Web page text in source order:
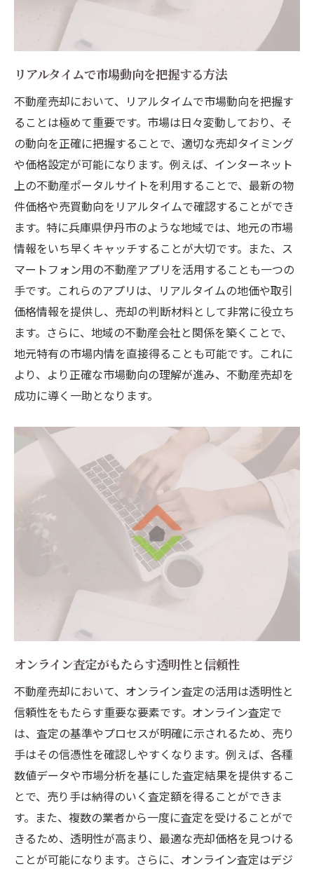
リアルタイムで市場動向を把握する方法
不動産売却において、リアルタイムで市場動向を把握す
ることは極めて重要です。市場は日々変動しており、そ
の動向を正確に把握することで、適切な売却タイミング
や価格設定が可能になります。例えば、インターネット
上の不動産ポータルサイトを利用することで、最新の物
件価格や売買動向をリアルタイムで確認することができ
ます。特に兵庫県伊丹市のような地域では、地元の市場
情報をいち早くキャッチすることが大切です。また、ス
マートフォン用の不動産アプリを活用することも一つの
手です。これらのアプリは、リアルタイムの地価や取引
価格情報を提供し、売却の判断材料として非常に役立ち
ます。さらに、地域の不動産会社と関係を築くことで、
地元特有の市場内情を直接得ることも可能です。これに
より、より正確な市場動向の理解が進み、不動産売却を
成功に導く一助となります。
オンライン査定がもたらす透明性と信頼性
不動産売却において、オンライン査定の活用は透明性と
信頼性をもたらす重要な要素です。オンライン査定で
は、査定の基準やプロセスが明確に示されるため、売り
手はその信憑性を確認しやすくなります。例えば、各種
数値データや市場分析を基にした査定結果を提供するこ
とで、売り手は納得のいく査定額を得ることができま
す。また、複数の業者から一度に査定を受けることがで
きるため、透明性が高まり、最適な売却価格を見つける
ことが可能になります。さらに、オンライン査定はデジ